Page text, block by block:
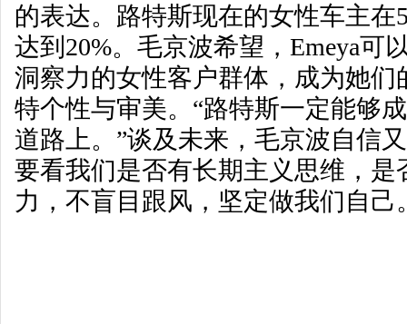
的表达。路特斯现在的女性车主在
达到20%。毛京波希望，Emeya可
洞察力的女性客户群体，成为她们
特个性与审美。“路特斯一定能够
道路上。”谈及未来，毛京波自信
要看我们是否有长期主义思维，是
力，不盲目跟风，坚定做我们自